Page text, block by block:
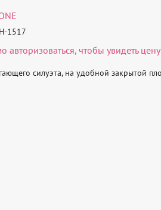
1517
авторизоваться, чтобы увидеть
силуэта, на удобной закрытой